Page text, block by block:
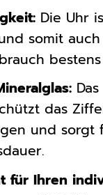
Die Uhr
somit
Das
das
und sorgt
für Ihren